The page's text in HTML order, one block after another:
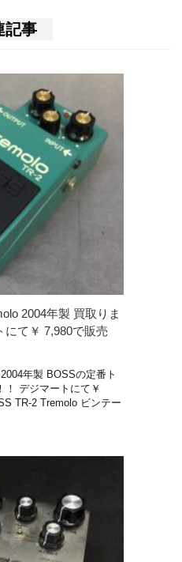
記事
2004年製 買取りま
にて￥ 7,980で販売
年製 BOSSの定番ト
！ デジマートにて￥
TR-2 Tremolo ビンテー